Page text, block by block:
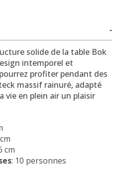
solide de la table Bok
intemporel et
profiter pendant des
massif rainuré, adapté
vie en plein air un plaisir
cm
: 10 personnes